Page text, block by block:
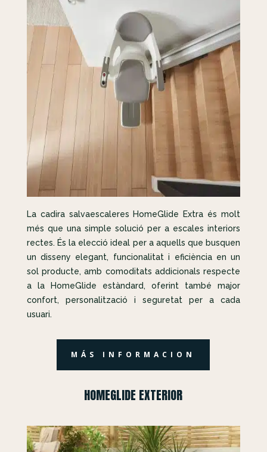
La cadira salvaescaleres HomeGlide Extra és molt
més que una simple solució per a escales interiors
rectes. És la elecció ideal per a aquells que busquen
un disseny elegant, funcionalitat i eficiència en un
sol producte, amb comoditats addicionals respecte
a la HomeGlide estàndard, oferint també major
confort, personalització i seguretat per a cada
usuari.
MÁS INFORMACION
HOMEGLIDE EXTERIOR